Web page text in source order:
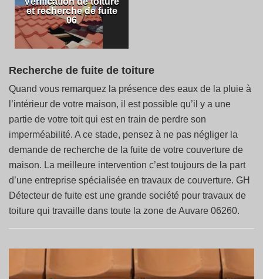
et recherche de fuite
06
Recherche de fuite de toiture
Quand vous remarquez la présence des eaux de la pluie à
l’intérieur de votre maison, il est possible qu’il y a une
partie de votre toit qui est en train de perdre son
imperméabilité. A ce stade, pensez à ne pas négliger la
demande de recherche de la fuite de votre couverture de
maison. La meilleure intervention c’est toujours de la part
d’une entreprise spécialisée en travaux de couverture. GH
Détecteur de fuite est une grande société pour travaux de
toiture qui travaille dans toute la zone de Auvare 06260.